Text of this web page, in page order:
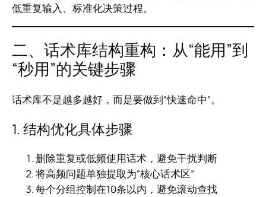
低重复输入、标准化决策过程。
二、话术库结构重构：从“能用”到
“秒用”的关键步骤
话术库不是越多越好，而是要做到“快速命中”。
1. 结构优化具体步骤
删除重复或低频使用话术，避免干扰判断
将高频问题单独提取为“核心话术区”
每个分组控制在10条以内，避免滚动查找